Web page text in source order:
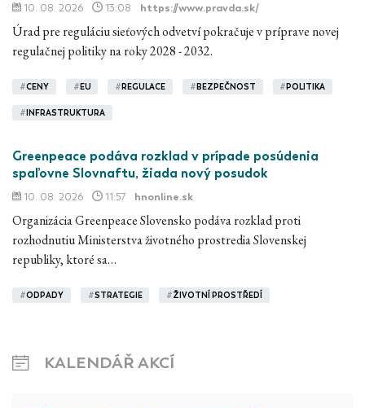
10. 08. 2026 13:08 https://www.pravda.sk/
Úrad pre reguláciu sieťových odvetví pokračuje v príprave novej
regulačnej politiky na roky 2028 - 2032.
#CENY # EU # REGULACE # BEZPEČNOST # POLITIKA
# INFRASTRUKTURA
Greenpeace podáva rozklad v prípade posúdenia
spaľovne Slovnaftu, žiada nový posudok
10. 08. 2026 11:57 hnonline.sk
Organizácia Greenpeace Slovensko podáva rozklad proti
rozhodnutiu Ministerstva životného prostredia Slovenskej
republiky, ktoré sa…
#ODPADY #STRATEGIE #ŽIVOTNÍ PROSTŘEDÍ
KALENDÁŘ AKCÍ